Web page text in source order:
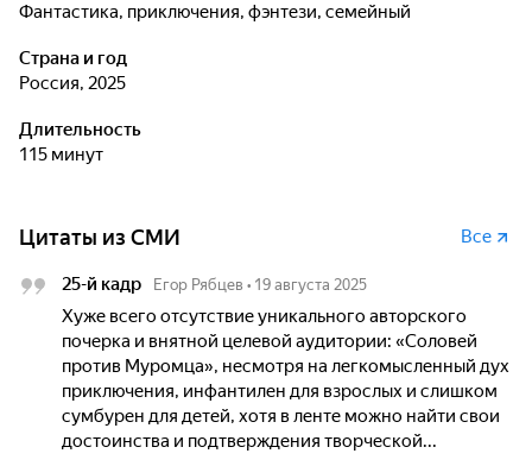
фантастика, приключения, фэнтези, семейный
Страна и год
Россия, 2025
Длительность
115 минут
Цитаты из СМИ Все
25-й кадр Егор Рябцев • 19 августа 2025
Хуже всего отсутствие уникального авторского
почерка и внятной целевой аудитории: «Соловей
против Муромца», несмотря на легкомысленный дух
приключения, инфантилен для взрослых и слишком
сумбурен для детей, хотя в ленте можно найти свои
достоинства и подтверждения творческой...